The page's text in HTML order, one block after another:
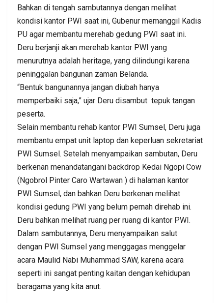
Bahkan di tengah sambutannya dengan melihat
kondisi kantor PWI saat ini, Gubenur memanggil Kadis
PU agar membantu merehab gedung PWI saat ini.
Deru berjanji akan merehab kantor PWI yang
menurutnya adalah heritage, yang dilindungi karena
peninggalan bangunan zaman Belanda.
“Bentuk bangunannya jangan diubah hanya
memperbaiki saja,” ujar Deru disambut tepuk tangan
peserta.
Selain membantu rehab kantor PWI Sumsel, Deru juga
membantu empat unit laptop dan keperluan sekretariat
PWI Sumsel. Setelah menyampaikan sambutan, Deru
berkenan menandatangani backdrop Kedai Ngopi Cow
(Ngobrol Pinter Caro Wartawan ) di halaman kantor
PWI Sumsel, dan bahkan Deru berkenan melihat
kondisi gedung PWI yang belum pernah direhab ini.
Deru bahkan melihat ruang per ruang di kantor PWI.
Dalam sambutannya, Deru menyampaikan salut
dengan PWI Sumsel yang menggagas menggelar
acara Maulid Nabi Muhammad SAW, karena acara
seperti ini sangat penting kaitan dengan kehidupan
beragama yang kita anut.